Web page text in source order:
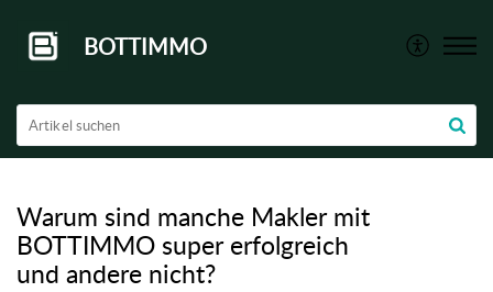
BOTTIMMO
Warum sind manche Makler mit
BOTTIMMO super erfolgreich
und andere nicht?